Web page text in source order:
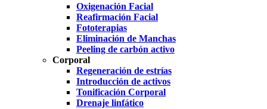
Oxigenación Facial
Reafirmación Facial
Fototerapias
Eliminación de Manchas
Peeling de carbón activo
Corporal
Regeneración de estrías
Introducción de activos
Tonificación Corporal
Drenaje linfático